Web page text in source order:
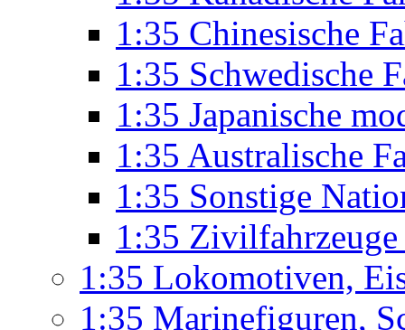
1:35 Chinesische
1:35 Schwedische
1:35 Japanische
1:35 Australische
1:35 Sonstige
1:35
1:35 Lokomotiven,
1:35 Marinefiguren,